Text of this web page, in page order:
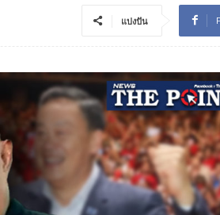
แบ่งปัน